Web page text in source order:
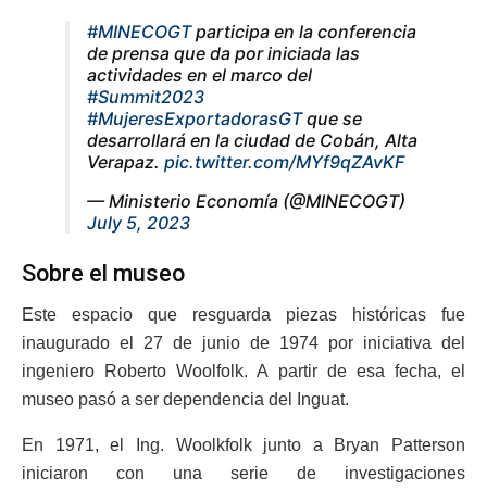
#MINECOGTparticipa en la conferencia
de prensa que da por iniciada las
actividades en el marco del
#Summit2023
#MujeresExportadorasGTque se
desarrollará en la ciudad de Cobán, Alta
Verapaz. pic.twitter.com/MYf9qZAvKF
— Ministerio Economía (@MINECOGT)
July 5, 2023
Sobre el museo
Este espacio que resguarda piezas históricas fue
inaugurado el 27 de junio de 1974 por iniciativa del
ingeniero Roberto Woolfolk. A partir de esa fecha, el
museo pasó a ser dependencia del Inguat.
En 1971, el Ing. Woolkfolk junto a Bryan Patterson
iniciaron con una serie de investigaciones